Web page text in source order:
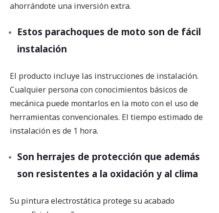
ahorrándote una inversión extra.
Estos parachoques de moto son de fácil
instalación
El producto incluye las instrucciones de instalación.
Cualquier persona con conocimientos básicos de
mecánica puede montarlos en la moto con el uso de
herramientas convencionales. El tiempo estimado de
instalación es de 1 hora.
Son herrajes de protección que además
son resistentes a la oxidación y al clima
Su pintura electrostática protege su acabado